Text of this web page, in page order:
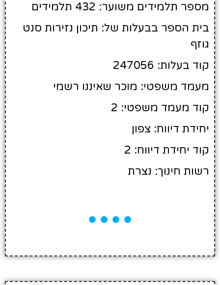
מספר תלמידים משוער: 432 תלמידים
בית הספר בבעלות של: תיכון נזירות סנט
גוזף
קוד בעלות: 247056
מעמד משפטי: מוכר שאיננו רשמי
קוד מעמד משפטי: 2
יחידת דיווח: צפון
קוד יחידת דיווח: 2
רשות חינוך: נצרת